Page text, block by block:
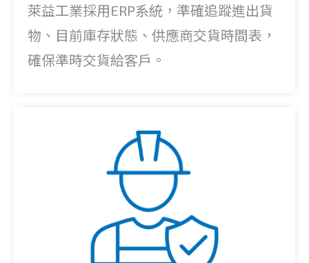
萊益工業採用ERP系統，準確追蹤進出貨
物、目前庫存狀態、供應商交貨時間表，
確保準時交貨給客戶。